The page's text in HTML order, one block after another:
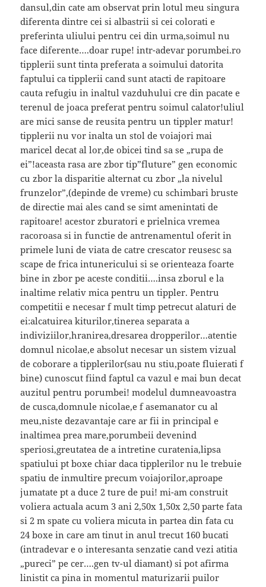
dansul,din cate am observat prin lotul meu singura
diferenta dintre cei si albastrii si cei colorati e
preferinta uliului pentru cei din urma,soimul nu
face diferente….doar rupe! intr-adevar porumbei.ro
tipplerii sunt tinta preferata a soimului datorita
faptului ca tipplerii cand sunt atacti de rapitoare
cauta refugiu in inaltul vazduhului cre din pacate e
terenul de joaca preferat pentru soimul calator!uliul
are mici sanse de reusita pentru un tippler matur!
tipplerii nu vor inalta un stol de voiajori mai
maricel decat al lor,de obicei tind sa se „rupa de
ei”!aceasta rasa are zbor tip”fluture” gen economic
cu zbor la disparitie alternat cu zbor „la nivelul
frunzelor”,(depinde de vreme) cu schimbari bruste
de directie mai ales cand se simt amenintati de
rapitoare! acestor zburatori e prielnica vremea
racoroasa si in functie de antrenamentul oferit in
primele luni de viata de catre crescator reusesc sa
scape de frica intunericului si se orienteaza foarte
bine in zbor pe aceste conditii….insa zborul e la
inaltime relativ mica pentru un tippler. Pentru
competitii e necesar f mult timp petrecut alaturi de
ei:alcatuirea kiturilor,tinerea separata a
indiviziilor,hranirea,dresarea dropperilor…atentie
domnul nicolae,e absolut necesar un sistem vizual
de coborare a tipplerilor(sau nu stiu,poate fluierati f
bine) cunoscut fiind faptul ca vazul e mai bun decat
auzitul pentru porumbei! modelul dumneavoastra
de cusca,domnule nicolae,e f asemanator cu al
meu,niste dezavantaje care ar fii in principal e
inaltimea prea mare,porumbeii devenind
speriosi,greutatea de a intretine curatenia,lipsa
spatiului pt boxe chiar daca tipplerilor nu le trebuie
spatiu de inmultire precum voiajorilor,aproape
jumatate pt a duce 2 ture de pui! mi-am construit
voliera actuala acum 3 ani 2,50x 1,50x 2,50 parte fata
si 2 m spate cu voliera micuta in partea din fata cu
24 boxe in care am tinut in anul trecut 160 bucati
(intradevar e o interesanta senzatie cand vezi atitia
„pureci” pe cer….gen tv-ul diamant) si pot afirma
linistit ca pina in momentul maturizarii puilor